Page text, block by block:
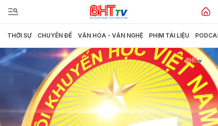
THỜI SỰ CHUYÊN ĐỀ VĂN HÓA - VĂN NGHỆ PHIM TÀI LIỆU